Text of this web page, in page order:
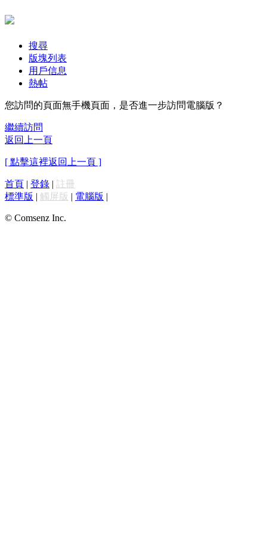
搜尋
版塊列表
用戶信息
熱帖
您訪問的頁面無手機頁面，是否進一步訪問電腦版？
繼續訪問
返回上一頁
[ 點擊這裡返回上一頁 ]
首頁 | 登錄 | 註冊
標準版 | 觸屏版 | 電腦版 |
© Comsenz Inc.